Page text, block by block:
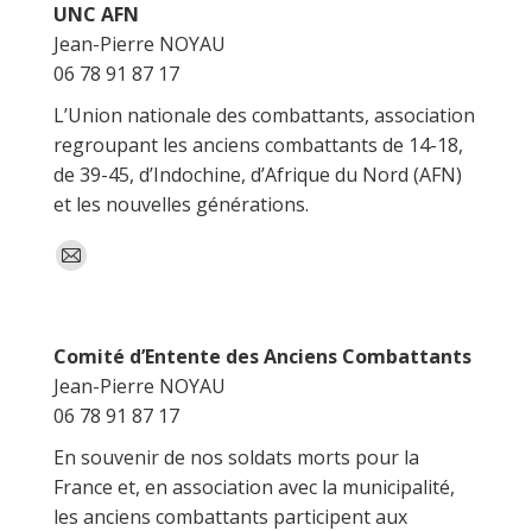
UNC AFN
Jean-Pierre NOYAU
06 78 91 87 17
L’Union nationale des combattants, association
regroupant les anciens combattants de 14-18,
de 39-45, d’Indochine, d’Afrique du Nord (AFN)
et les nouvelles générations.
E-
Comité d’Entente des Anciens Combattants
Jean-Pierre NOYAU
06 78 91 87 17
En souvenir de nos soldats morts pour la
France et, en association avec la municipalité,
les anciens combattants participent aux